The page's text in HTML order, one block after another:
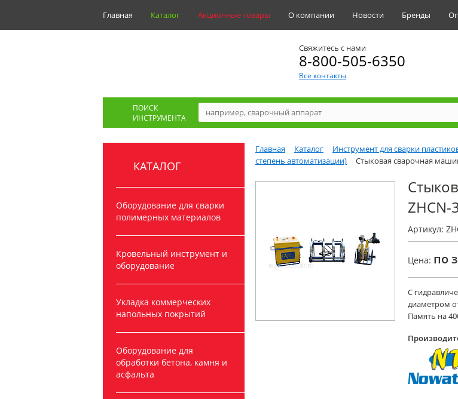
Главная Каталог Акционные товары О компании Новости Бренды
Свяжитесь с нами
8-800-505-6350
Все контакты
ПОИСК
ИНСТРУМЕНТА
КАТАЛОГ
Оборудование для сварки
полимерных материалов
Кровельный инструмент и
оборудование
Укладка коммерческих
напольных покрытий
Оборудование для
обработки бетона, камня и
асфальта
Главная Каталог Инструмент для сварки
степень автоматизации)
Стыковая сварочная
ZHCN-
Артикул:
Цена: по
С
диаметром
Память на